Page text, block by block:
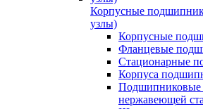
Корпусные
узлы)
Корпусные
Фланцевые
Стационарные
Корпуса
Подшипниковые
нержавеющей